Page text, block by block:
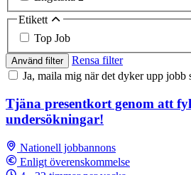
Etikett
Top Job
Använd filter
Rensa filter
Ja, maila mig när det dyker upp jobb
Tjäna presentkort genom att
undersökningar!
Nationell jobbannons
Enligt överenskommelse